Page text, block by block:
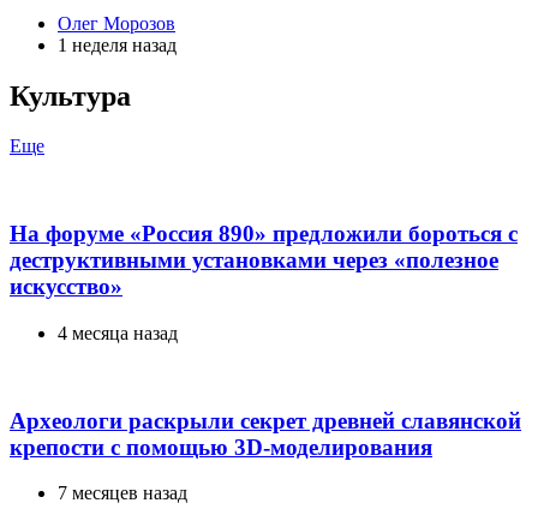
Posted
by
Олег Морозов
1 неделя назад
Культура
Еще
На форуме «Россия 890» предложили бороться с
деструктивными установками через «полезное
искусство»
4 месяца назад
Археологи раскрыли секрет древней славянской
крепости с помощью 3D-моделирования
7 месяцев назад